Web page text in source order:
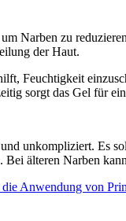
Narben zu
der Haut.
Feuchtigkeit
sorgt das Gel für
unkompliziert. Es
älteren Narben
Anwendung von